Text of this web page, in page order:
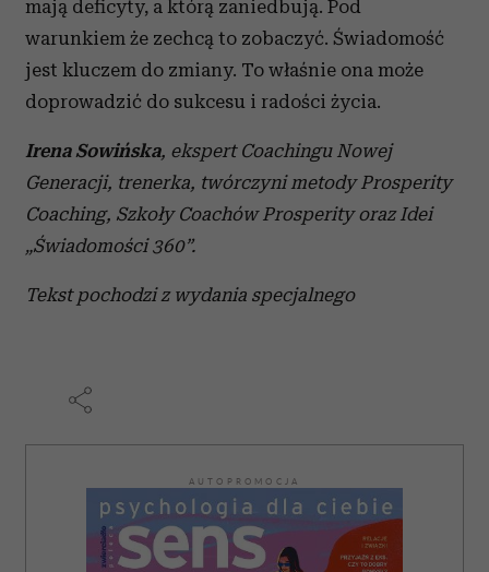
mają deficyty, a którą zaniedbują. Pod
warunkiem że zechcą to zobaczyć. Świadomość
jest kluczem do zmiany. To właśnie ona może
doprowadzić do sukcesu i radości życia.
Irena Sowińska, ekspert Coachingu Nowej
Generacji, trenerka, twórczyni metody Prosperity
Coaching, Szkoły Coachów Prosperity oraz Idei
„Świadomości 360”.
Tekst pochodzi z wydania specjalnego
AUTOPROMOCJA